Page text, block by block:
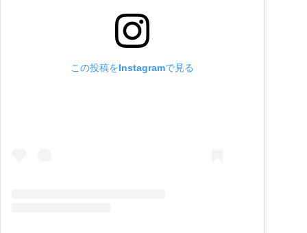
この投稿をInstagramで見る